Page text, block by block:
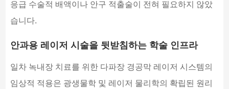
응급 수술적 배액이나 안구 적출술이 전혀 필요하지 않았
습니다.
안과용 레이저 시술을 뒷받침하는 학술 인프라
일차 녹내장 치료를 위한 다파장 경공막 레이저 시스템의
임상적 적용은 광생물학 및 레이저 물리학의 확립된 원리